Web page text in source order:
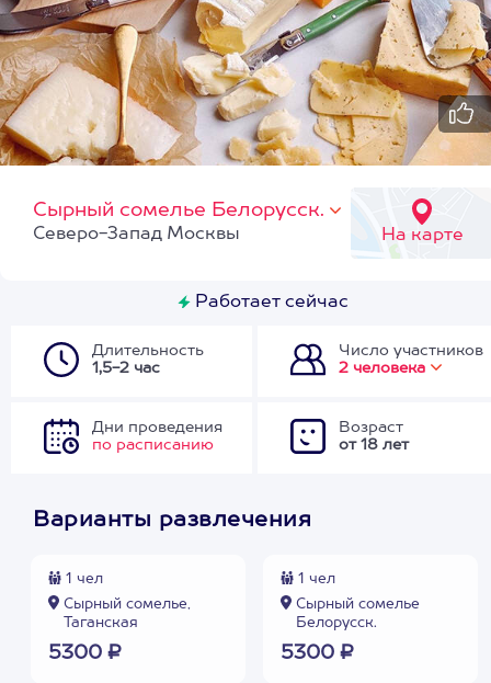
Сырный сомелье Белорусск.
На карте
Северо-Запад Москвы
Работает сейчас
Длительность
1,5-2 час
Число участников
2 человека
Дни проведения
по расписанию
Возраст
от 18 лет
Варианты развлечения
1 чел
Сырный сомелье,
Таганская
5300 ₽
1 чел
Сырный сомелье
Белорусск.
5300 ₽